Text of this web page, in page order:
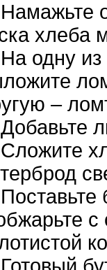
Намажьте
хлеба
На одну
–
Добавьте
Сложите
Поставьте
с